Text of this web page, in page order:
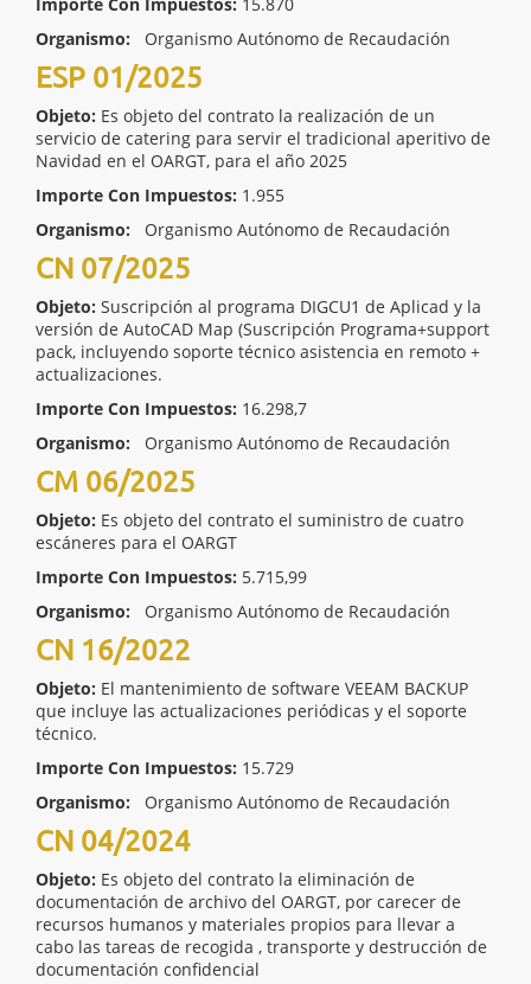
Organismo:
Organismo Autónomo de Recaudación
ESP 01/2025
Objeto: Es objeto del contrato la realización de un
servicio de catering para servir el tradicional aperitivo de
Navidad en el OARGT, para el año 2025
Importe Con Impuestos: 1.955
Organismo:
Organismo Autónomo de Recaudación
CN 07/2025
Objeto: Suscripción al programa DIGCU1 de Aplicad y la
versión de AutoCAD Map (Suscripción Programa+support
pack, incluyendo soporte técnico asistencia en remoto +
actualizaciones.
Importe Con Impuestos: 16.298,7
Organismo:
Organismo Autónomo de Recaudación
CM 06/2025
Objeto: Es objeto del contrato el suministro de cuatro
escáneres para el OARGT
Importe Con Impuestos: 5.715,99
Organismo:
Organismo Autónomo de Recaudación
CN 16/2022
Objeto: El mantenimiento de software VEEAM BACKUP
que incluye las actualizaciones periódicas y el soporte
técnico.
Importe Con Impuestos: 15.729
Organismo:
Organismo Autónomo de Recaudación
CN 04/2024
Objeto: Es objeto del contrato la eliminación de
documentación de archivo del OARGT, por carecer de
recursos humanos y materiales propios para llevar a
cabo las tareas de recogida , transporte y destrucción de
documentación confidencial